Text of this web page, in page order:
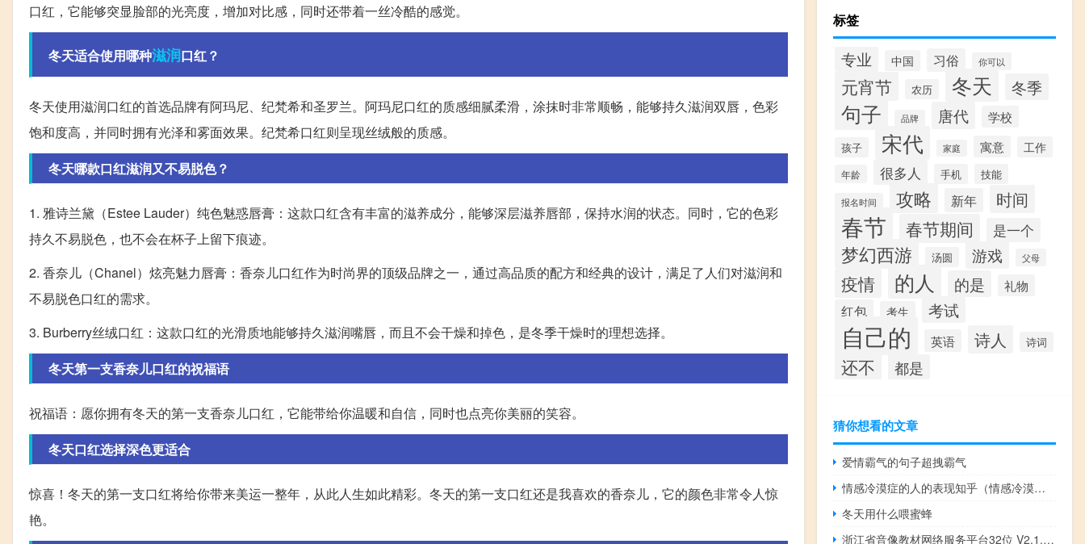
口红，它能够突显脸部的光亮度，增加对比感，同时还带着一丝冷酷的感觉。
冬天适合使用哪种滋润口红？
冬天使用滋润口红的首选品牌有阿玛尼、纪梵希和圣罗兰。阿玛尼口红的质感细腻柔滑，涂抹时非常顺畅，能够持久滋润双唇，色彩
饱和度高，并同时拥有光泽和雾面效果。纪梵希口红则呈现丝绒般的质感。
冬天哪款口红滋润又不易脱色？
1. 雅诗兰黛（Estee Lauder）纯色魅惑唇膏：这款口红含有丰富的滋养成分，能够深层滋养唇部，保持水润的状态。同时，它的色彩
持久不易脱色，也不会在杯子上留下痕迹。
2. 香奈儿（Chanel）炫亮魅力唇膏：香奈儿口红作为时尚界的顶级品牌之一，通过高品质的配方和经典的设计，满足了人们对滋润和
不易脱色口红的需求。
3. Burberry丝绒口红：这款口红的光滑质地能够持久滋润嘴唇，而且不会干燥和掉色，是冬季干燥时的理想选择。
冬天第一支香奈儿口红的祝福语
祝福语：愿你拥有冬天的第一支香奈儿口红，它能带给你温暖和自信，同时也点亮你美丽的笑容。
冬天口红选择深色更适合
惊喜！冬天的第一支口红将给你带来美运一整年，从此人生如此精彩。冬天的第一支口红还是我喜欢的香奈儿，它的颜色非常令人惊
艳。
标签
专业 中国 习俗 你可以
元宵节 农历 冬天 冬季
句子 品牌 唐代 学校
孩子 宋代 家庭 寓意 工作
年龄 很多人 手机 技能
报名时间 攻略 新年 时间
春节 春节期间 是一个
梦幻西游 汤圆 游戏 父母
疫情 的人 的是 礼物
红包 考生 考试
自己的 英语 诗人 诗词
还不 都是
猜你想看的文章
爱情霸气的句子超拽霸气
情感冷漠症的人的表现知乎（情感冷漠是怎么回事）
冬天用什么喂蜜蜂
浙江省音像教材网络服务平台32位 V2.1.0 官方客户端（浙江省音像教材网络服务平台32位 V2.1.0 官方客户端功能简介）